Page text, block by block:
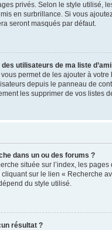
privés. Selon le style utilisé,
en surbrillance. Si vous
seront masqués par défaut.
utilisateurs de ma liste
permet de les ajouter à votre
depuis le panneau de
les supprimer de vos listes
dans un ou des forums ?
située sur l’index, les
sur le lien « Recherche
du style utilisé.
résultat ?